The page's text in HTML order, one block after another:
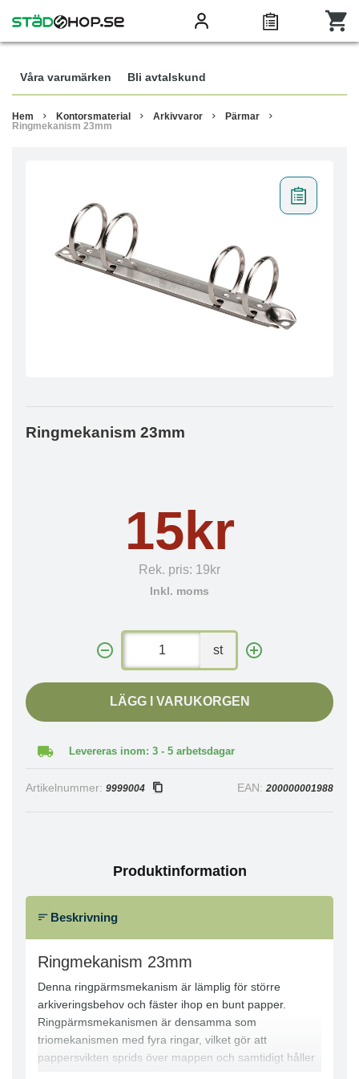
Våra varumärken Bli avtalskund
Hem Kontorsmaterial Arkivvaror
Pärmar
Ringmekanism 23mm
Ringmekanism 23mm
15kr
Rek. pris: 19kr
Inkl. moms
st
LÄGG I VARUKORGEN
Levereras inom: 3 - 5 arbetsdagar
Artikelnummer: 9999004 EAN: 200000001988
Produktinformation
Beskrivning
Ringmekanism 23mm
Denna ringpärmsmekanism är lämplig för större
arkiveringsbehov och fäster ihop en bunt papper.
Ringpärmsmekanismen är densamma som
triomekanismen med fyra ringar, vilket gör att
pappersvikten sprids över mappen och samtidigt håller